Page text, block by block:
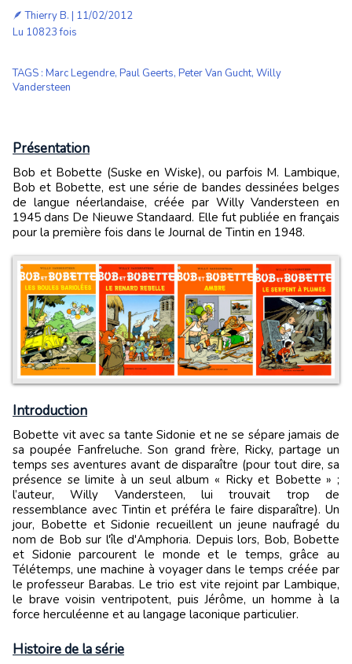
🪶Thierry B. | 11/02/2012
Lu 10823 fois
TAGS : Marc Legendre, Paul Geerts, Peter Van Gucht, Willy
Vandersteen
Présentation
Bob et Bobette (Suske en Wiske), ou parfois M. Lambique,
Bob et Bobette, est une série de bandes dessinées belges
de langue néerlandaise, créée par Willy Vandersteen en
1945 dans De Nieuwe Standaard. Elle fut publiée en français
pour la première fois dans le Journal de Tintin en 1948.
Introduction
Bobette vit avec sa tante Sidonie et ne se sépare jamais de
sa poupée Fanfreluche. Son grand frère, Ricky, partage un
temps ses aventures avant de disparaître (pour tout dire, sa
présence se limite à un seul album « Ricky et Bobette » ;
l’auteur, Willy Vandersteen, lui trouvait trop de
ressemblance avec Tintin et préféra le faire disparaître). Un
jour, Bobette et Sidonie recueillent un jeune naufragé du
nom de Bob sur l'île d'Amphoria. Depuis lors, Bob, Bobette
et Sidonie parcourent le monde et le temps, grâce au
Télétemps, une machine à voyager dans le temps créée par
le professeur Barabas. Le trio est vite rejoint par Lambique,
le brave voisin ventripotent, puis Jérôme, un homme à la
force herculéenne et au langage laconique particulier.
Histoire de la série